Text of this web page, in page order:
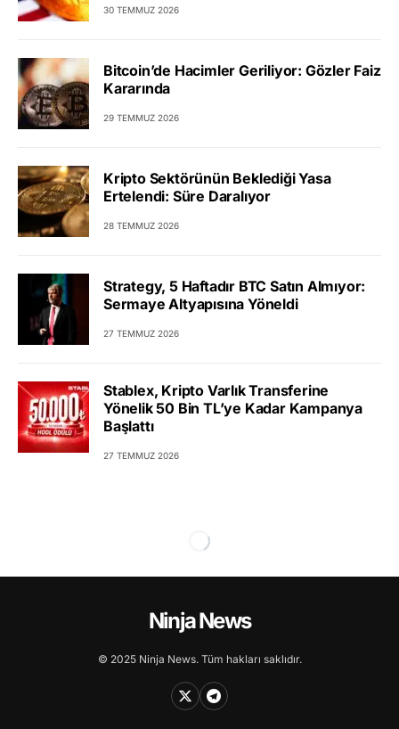
30 TEMMUZ 2026
Bitcoin’de Hacimler Geriliyor: Gözler Faiz
Kararında
29 TEMMUZ 2026
Kripto Sektörünün Beklediği Yasa
Ertelendi: Süre Daralıyor
28 TEMMUZ 2026
Strategy, 5 Haftadır BTC Satın Almıyor:
Sermaye Altyapısına Yöneldi
27 TEMMUZ 2026
Stablex, Kripto Varlık Transferine
Yönelik 50 Bin TL’ye Kadar Kampanya
Başlattı
27 TEMMUZ 2026
Ninja News
© 2025 Ninja News. Tüm hakları saklıdır.